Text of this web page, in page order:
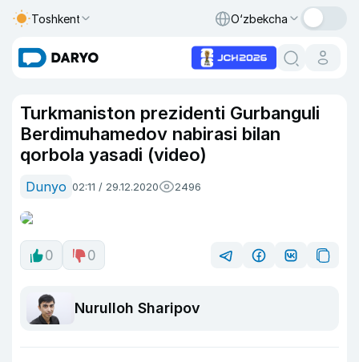
Toshkent O‘zbekcha
Turkmaniston prezidenti Gurbanguli
Berdimuhamedov nabirasi bilan
qorbola yasadi (video)
Dunyo 02:11 / 29.12.2020 2496
0 0
Nurulloh Sharipov